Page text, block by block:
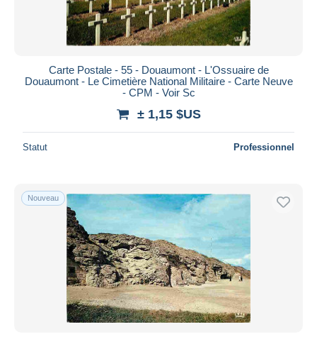
Carte Postale - 55 - Douaumont - L'Ossuaire de
Douaumont - Le Cimetière National Militaire - Carte Neuve
- CPM - Voir Sc
± 1,15 $US
Statut Professionnel
Nouveau